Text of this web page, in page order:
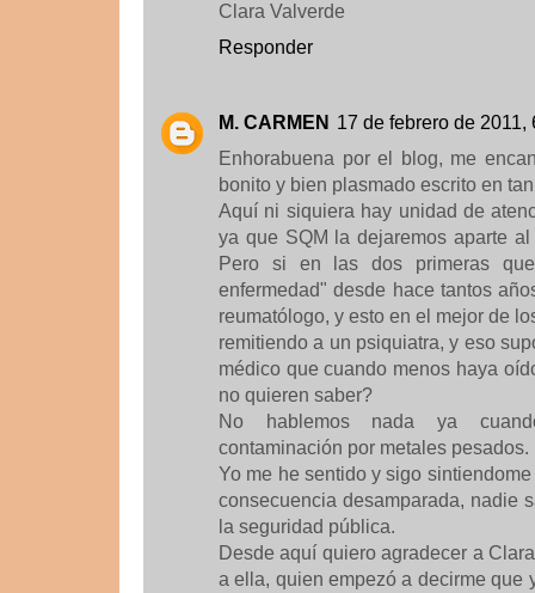
Clara Valverde
Responder
M. CARMEN 17 de febrero de 2011,
Enhorabuena por el blog, me
bonito y bien plasmado escrito en
Aquí ni siquiera hay unidad de
ya que SQM la dejaremos aparte
Pero si en las dos primeras
enfermedad" desde hace tantos
reumatólogo, y esto en el mejor de
remitiendo a un psiquiatra, y eso
médico que cuando menos haya
no quieren saber?
No hablemos nada ya
contaminación por metales pesados.
Yo me he sentido y sigo
consecuencia desamparada, nadie
la seguridad pública.
Desde aquí quiero agradecer a
a ella, quien empezó a decirme que